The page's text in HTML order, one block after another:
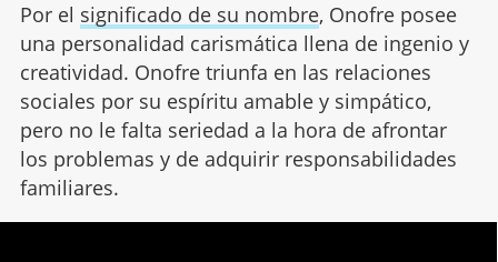
Por el significado de su nombre, Onofre posee
una personalidad carismática llena de ingenio y
creatividad. Onofre triunfa en las relaciones
sociales por su espíritu amable y simpático,
pero no le falta seriedad a la hora de afrontar
los problemas y de adquirir responsabilidades
familiares.